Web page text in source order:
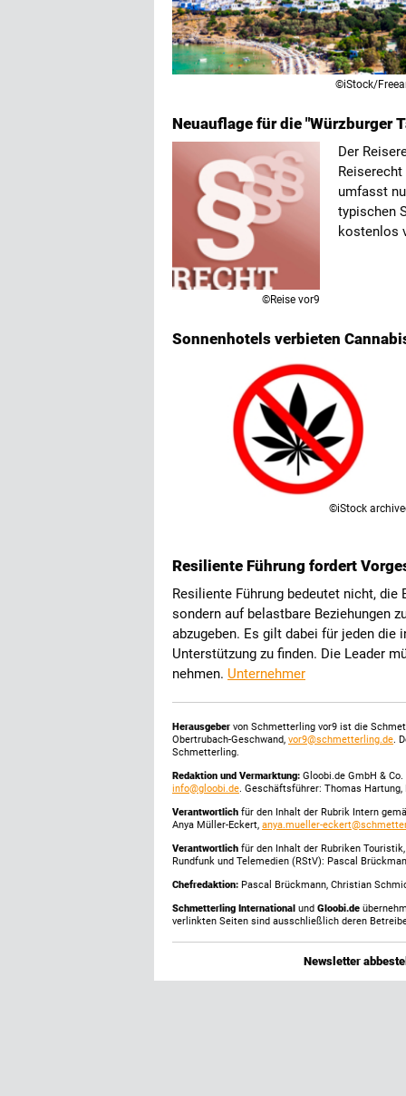
©iStock/
Neuauflage für die "Würzburger
©Reise vor9
Der
umfasst
typischen
kostenlos
Sonnenhotels verbieten
©iStock
Resiliente Führung fordert
Resiliente Führung bedeutet nicht,
sondern auf belastbare Beziehungen
abzugeben. Es gilt dabei für jeden die
Unterstützung zu finden. Die Leader
nehmen. Unternehmer
Herausgeber von Schmetterling vor9 ist die
Obertrubach-Geschwand, vor9@schmetterling.de.
Schmetterling.
Redaktion und Vermarktung: Gloobi.de GmbH &
info@gloobi.de. Geschäftsführer: Thomas
Verantwortlich für den Inhalt der Rubrik Intern
Anya Müller-Eckert, anya.mueller-
Verantwortlich für den Inhalt der Rubriken
Rundfunk und Telemedien (RStV): Pascal
Chefredaktion: Pascal Brückmann, Christian
Schmetterling International und Gloobi.de
verlinkten Seiten sind ausschließlich deren
Newsletter